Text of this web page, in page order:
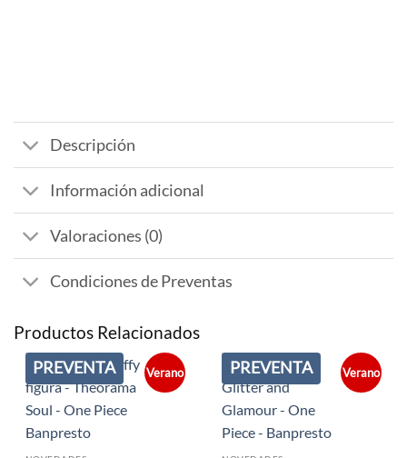
Descripción
Información adicional
Valoraciones (0)
Condiciones de Preventas
Productos Relacionados
PREVENTA Verano PREVENTA Verano